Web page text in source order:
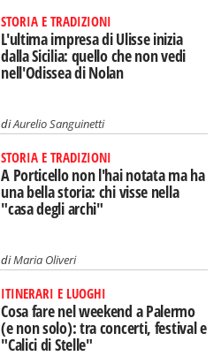
STORIA E TRADIZIONI
L'ultima impresa di Ulisse inizia
dalla Sicilia: quello che non vedi
nell'Odissea di Nolan
diAurelio Sanguinetti
STORIA E TRADIZIONI
A Porticello non l'hai notata ma ha
una bella storia: chi visse nella
"casa degli archi"
diMaria Oliveri
ITINERARI E LUOGHI
Cosa fare nel weekend a Palermo
(e non solo): tra concerti, festival e
"Calici di Stelle"